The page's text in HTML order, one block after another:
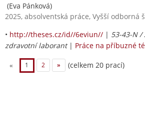
(Eva Pánková)
2025, absolventská práce, Vyšší odborná
• http://theses.cz/id//6eviun// | 53-43-N /
zdravotní laborant| Práce na příbuzné
« 1 2 » (celkem 20 prací)